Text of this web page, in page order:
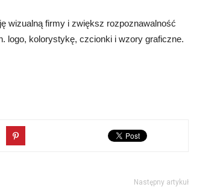
wizualną firmy i zwiększ rozpoznawalność
logo, kolorystykę, czcionki i wzory graficzne.
Następny artykuł